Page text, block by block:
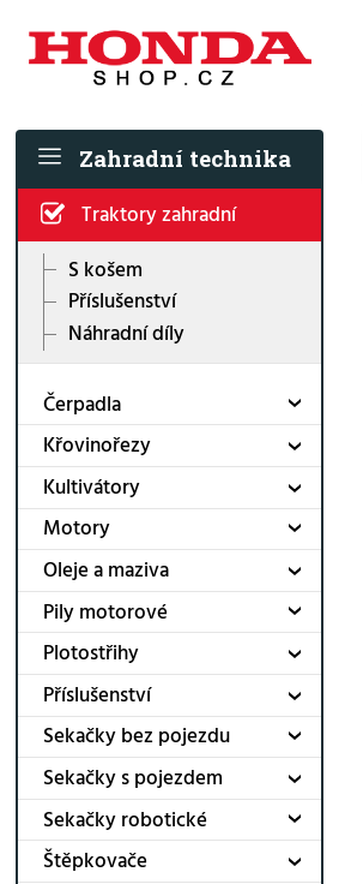
Zahradní technika
Traktory zahradní
S košem
Příslušenství
Náhradní díly
Čerpadla
Křovinořezy
Kultivátory
Motory
Oleje a maziva
Pily motorové
Plotostřihy
Příslušenství
Sekačky bez pojezdu
Sekačky s pojezdem
Sekačky robotické
Štěpkovače